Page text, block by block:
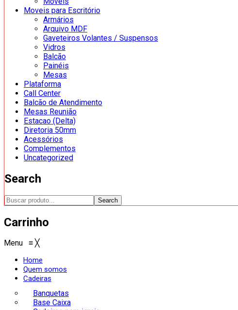
Moveis para Escritório
Armários
Arquivo MDF
Gaveteiros Volantes / Suspensos
Vidros
Balcão
Painéis
Mesas
Plataforma
Call Center
Balcão de Atendimento
Mesas Reunião
Estacao (Delta)
Diretoria 50mm
Acessórios
Complementos
Uncategorized
Search
Search
Carrinho
Menu ≡ ╳
Home
Quem somos
Cadeiras
Banquetas
Base Caixa